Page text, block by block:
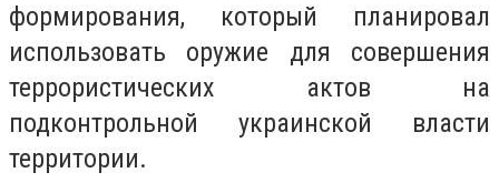
формирования, который планировал
использовать оружие для совершения
террористических актов на
подконтрольной украинской власти
территории.